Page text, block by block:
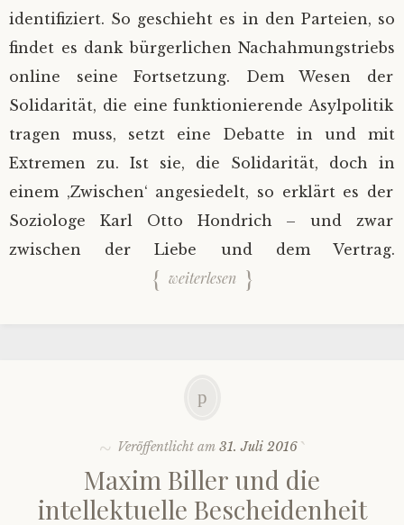
identifiziert. So geschieht es in den Parteien, so
findet es dank bürgerlichen Nachahmungstriebs
online seine Fortsetzung. Dem Wesen der
Solidarität, die eine funktionierende Asylpolitik
tragen muss, setzt eine Debatte in und mit
Extremen zu. Ist sie, die Solidarität, doch in
einem ‚Zwischen‘ angesiedelt, so erklärt es der
Soziologe Karl Otto Hondrich – und zwar
zwischen der Liebe und dem Vertrag.
weiterlesen
Veröffentlicht am 31. Juli 2016
Maxim Biller und die
intellektuelle Bescheidenheit